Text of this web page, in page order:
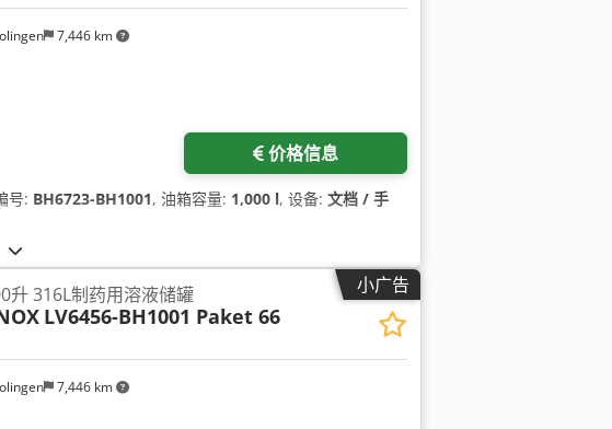
7,446 km
价格信息
号: BH6723-BH1001, 油箱容量: 1,000 l, 设备: 文档 / 手
小广告
7,446 km
升 316L制药用溶液储罐
LV6456-BH1001 Paket 66